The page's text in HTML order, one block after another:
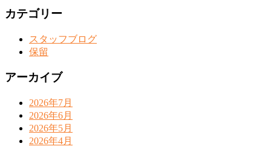
カテゴリー
スタッフブログ
保留
アーカイブ
2026年7月
2026年6月
2026年5月
2026年4月